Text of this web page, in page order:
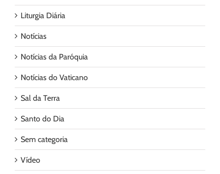
Liturgia Diária
Notícias
Notícias da Paróquia
Notícias do Vaticano
Sal da Terra
Santo do Dia
Sem categoria
Vídeo